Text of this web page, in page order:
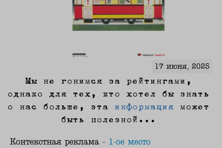
17 июня, 2025
Мы не гонимся за рейтингами,
однако для тех, кто хотел бы знать
о нас больше, эта информация может
быть полезной...
Контекстная реклама - 1-ое место